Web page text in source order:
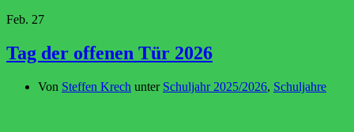
Feb. 27
Tag der offenen Tür 2026
Von Steffen Krech unter Schuljahr 2025/2026, Schuljahre